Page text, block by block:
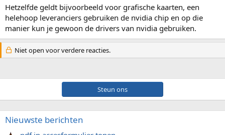
Hetzelfde geldt bijvoorbeeld voor grafische kaarten, een
helehoop leveranciers gebruiken de nvidia chip en op die
manier kun je gewoon de drivers van nvidia gebruiken.
Niet open voor verdere reacties.
Steun ons
Nieuwste berichten